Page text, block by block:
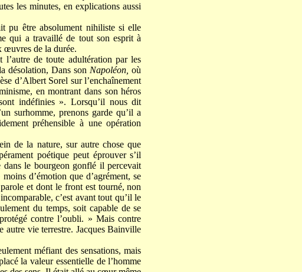
les minutes, en explications aussi
pu être absolument nihiliste si elle
qui a travaillé de tout son esprit à
œuvres de la durée.
l’autre de toute adultération par les
désolation, Dans son Napoléon,où
d’Albert Sorel sur l’enchaînement
en montrant dans son héros
indéfinies ». Lorsqu’il nous dit
surhomme, prenons garde qu’il a
préhensible à une opération
de la nature, sur autre chose que
poétique peut éprouver s’il
dans le bourgeon gonflé il percevait
d’émotion que d’agrément, se
et dont le front est tourné, non
c’est avant tout qu’il le
du temps, soit capable de se
contre l’oubli. » Mais contre
autre vie terrestre. Jacques Bainville
méfiant des sensations, mais
la valeur essentielle de l’homme